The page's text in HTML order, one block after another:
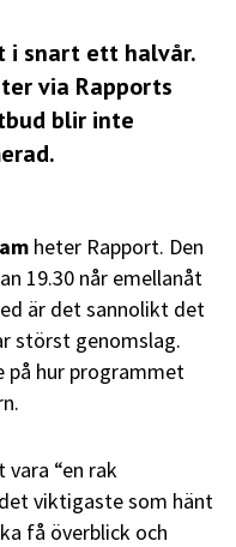
i snart ett halvår.
via Rapports
blir inte
heter Rapport. Den
19.30 når emellanåt
är det sannolikt det
störst genomslag.
hur programmet
“en rak
viktigaste som hänt
få överblick och